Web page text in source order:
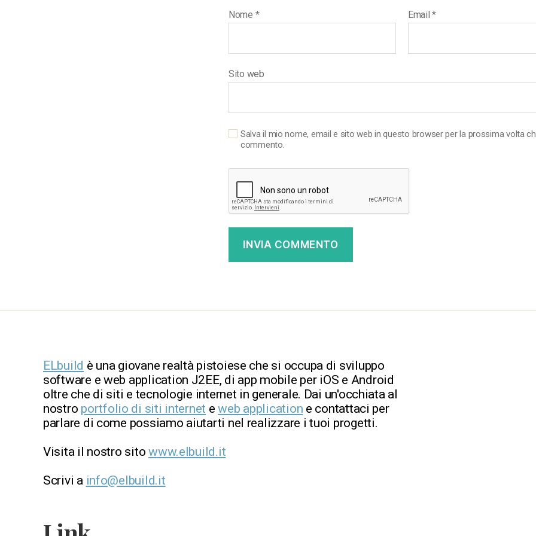
Nome * Email*
Sito web
Salva il mio nome, email e sito web in questo browser per la prossima volta
commento.
ELbuild è una giovane realtà pistoiese che si occupa di sviluppo
software e web application J2EE, di app mobile per iOS e Android
oltre che di siti e tecnologie internet in generale. Dai un'occhiata al
nostro portfolio di siti internet eweb application e contattaci per
parlare di come possiamo aiutarti nel realizzare i tuoi progetti.
Visita il nostro sitowww.elbuild.it
Scrivi a info@elbuild.it